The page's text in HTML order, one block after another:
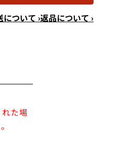
について ›返品について ›
た場